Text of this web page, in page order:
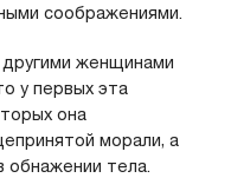
соображениями.
женщинами
у первых эта
она
морали, а
обнажении тела.